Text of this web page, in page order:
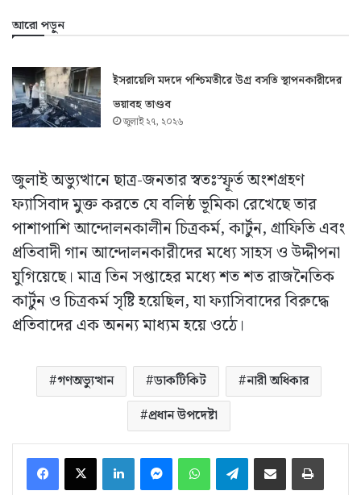
আরো পড়ুন
ইসরায়েলি মদদে পশ্চিমতীরে উগ্র বসতি স্থাপনকারীদের
ভয়াবহ তাণ্ডব
জুলাই ২৭, ২০২৬
জুলাই অভ্যুত্থানে ছাত্র-জনতার স্বতঃস্ফূর্ত অংশগ্রহণ
ফ্যাসিবাদ মুক্ত করতে যে বলিষ্ঠ ভূমিকা রেখেছে তার
পাশাপাশি আন্দোলনকালীন চিত্রকর্ম, কার্টুন, গ্রাফিতি এবং
প্রতিবাদী গান আন্দোলনকারীদের মধ্যে সাহস ও উদ্দীপনা
যুগিয়েছে। মাত্র তিন সপ্তাহের মধ্যে শত শত রাজনৈতিক
কার্টুন ও চিত্রকর্ম সৃষ্টি হয়েছিল, যা ফ্যাসিবাদের বিরুদ্ধে
প্রতিবাদের এক অনন্য মাধ্যম হয়ে ওঠে।
গণঅভ্যুত্থান ডাকটিকিট
নারী অধিকার
প্রধান উপদেষ্টা
LinkedInMessengerWhatsAppTelegramইমেইলে শেয়ার করুন প্রিন্ট